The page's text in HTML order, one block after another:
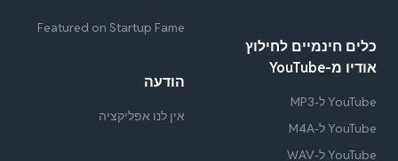
כלים חינמיים לחילוץ
אודיו מ-YouTube
YouTube ל-MP3
YouTube ל-M4A
YouTube ל-WAV
Featured on Startup Fame
הודעה
אין לנו אפליקציה